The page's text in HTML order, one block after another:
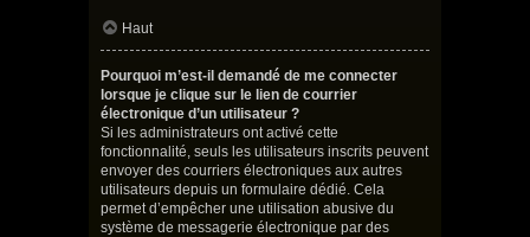
Haut
Pourquoi m’est-il demandé de me connecter
lorsque je clique sur le lien de courrier
électronique d’un utilisateur ?
Si les administrateurs ont activé cette
fonctionnalité, seuls les utilisateurs inscrits peuvent
envoyer des courriers électroniques aux autres
utilisateurs depuis un formulaire dédié. Cela
permet d’empêcher une utilisation abusive du
système de messagerie électronique par des